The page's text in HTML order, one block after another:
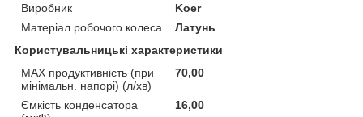
Виробник
Koer
Матеріал робочого колеса
Латунь
Користувальницькі характеристики
MAX продуктивність (при
мінімальн. напорі) (л/хв)
70,00
Ємкість конденсатора
16,00